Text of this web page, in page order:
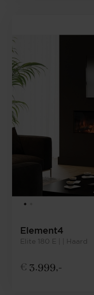
Element4
Elite 180 E | | Haard
€ 3.999,-